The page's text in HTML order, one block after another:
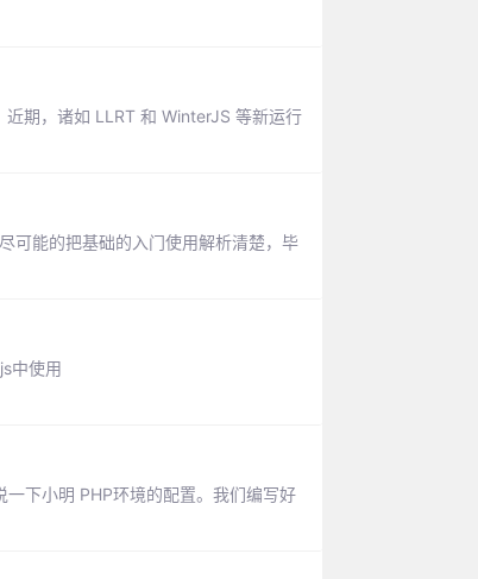
期，诸如 LLRT 和 WinterJS 等新运行
可能的把基础的入门使用解析清楚，毕
中使用
下小明 PHP环境的配置。我们编写好